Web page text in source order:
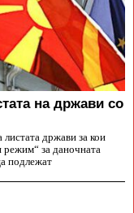
на држави со
држави за кои
режим“ за даночната
подлежат